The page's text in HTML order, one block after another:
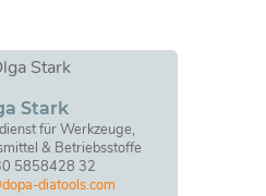
Stark
für Werkzeuge,
& Betriebsstoffe
5858428 32
diatools.com